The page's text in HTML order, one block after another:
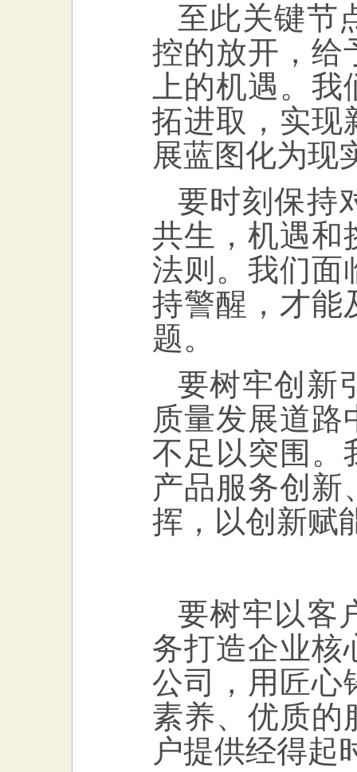
至此关键节
控的放开，给
上的机遇。
拓进取，实现
展蓝图化为现
要时刻保持
共生，机遇和
法则。我们面
持警醒，才能
题。
要树牢创新
质量发展道路
不足以突围。
产品服务创新
挥，以创新赋
要树牢以客
务打造企业核
公司，用匠心
素养、优质的
户提供经得起